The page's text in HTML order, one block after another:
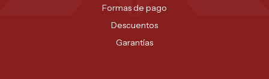
Formas de pago
Descuentos
Garantías